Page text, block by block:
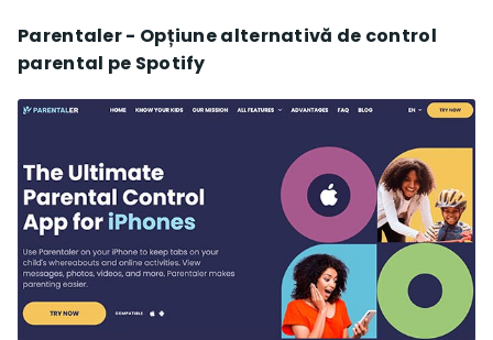
Parentaler - Opțiune alternativă de control
parental pe Spotify